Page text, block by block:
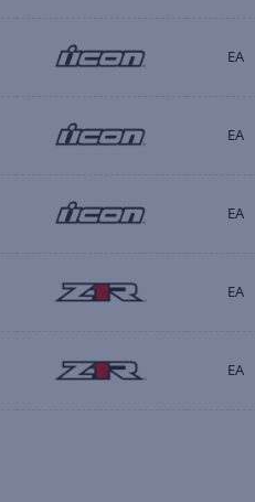
EA
EA
EA
EA
EA